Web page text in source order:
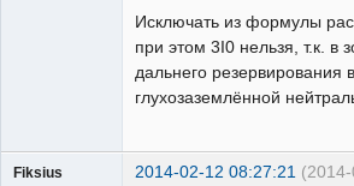
Исключать из формулы
при этом 3I0 нельзя, т.к. в
дальнего резервирования
глухозаземлённой
Fiksius 2014-02-12 08:27:21